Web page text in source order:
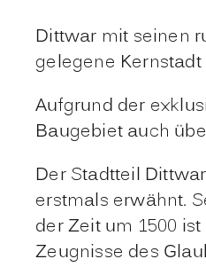
Dittwar mit seinen
gelegene
Aufgrund der
Baugebiet auch
Der Stadtteil
erstmals erwähnt.
der Zeit um 1500
Zeugnisse des